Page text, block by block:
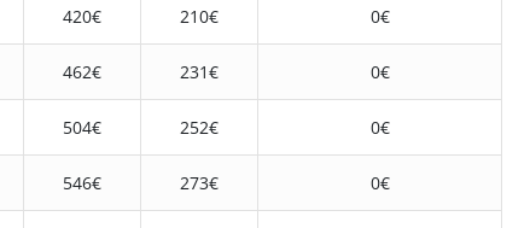
420€ 210€ 0€
462€ 231€ 0€
504€ 252€ 0€
546€ 273€ 0€